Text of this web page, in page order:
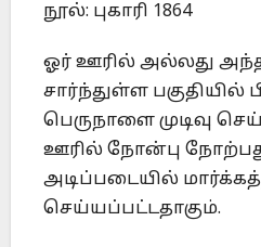
நூல்: புகாரி 1864
ஓர் ஊரில் அல்லது
சார்ந்துள்ள பகுதியில்
பெருநாளை முடிவு
ஊரில் நோன்பு
அடிப்படையில்
செய்யப்பட்டதாகும்.